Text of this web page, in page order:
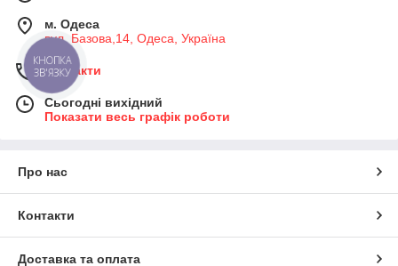
м. Одеса
вул. Базова,14, Одеса, Україна
Контакти
Сьогодні вихідний
Показати весь графік роботи
Про нас
Контакти
Доставка та оплата
КНОПКА
ЗВ'ЯЗКУ